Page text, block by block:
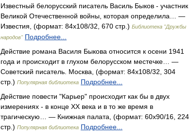
Известный белорусский писатель Василь Быков - участник
Великой Отечественной войны, которая определила… —
Известия, (формат: 84x108/32, 670 стр.) Библиотека "Дружбы
народов" Подробнее...
Действие романа Василя Быкова относится к осени 1941
года и происходит в глухом белорусском местечке… —
Советский писатель. Москва, (формат: 84x108/32, 304
стр.) Популярная библиотека Подробнее...
Действие повести "Карьер" происходит как бы в двух
измерениях - в конце XX века и в то же время в
трагическую… — Книжная палата, (формат: 60x90/16, 224
стр.) Популярная библиотека Подробнее...